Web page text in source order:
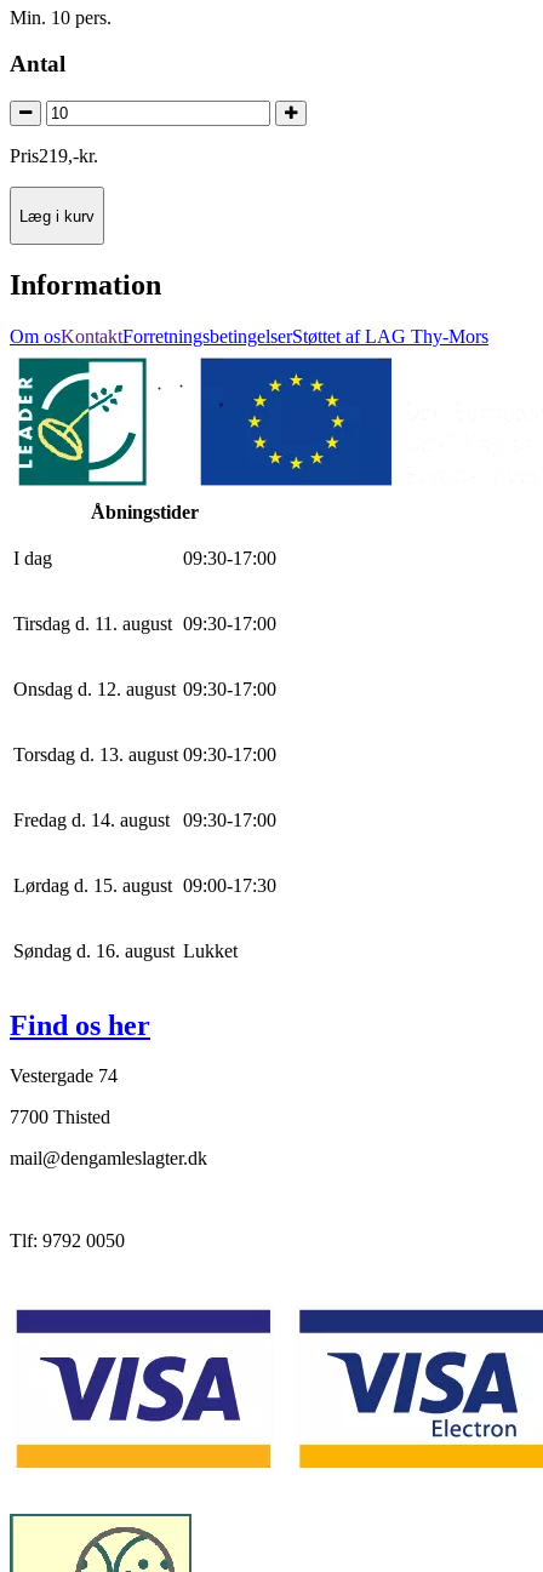
Min. 10 pers.
Antal
Pris219,-kr.
Læg i kurv
Information
Om osKontaktForretningsbetingelserStøttet af LAG Thy-Mors
Åbningstider
I dag 09:30-17:00
Tirsdag d. 11. august 09:30-17:00
Onsdag d. 12. august 09:30-17:00
Torsdag d. 13. august 09:30-17:00
Fredag d. 14. august 09:30-17:00
Lørdag d. 15. august 09:00-17:30
Søndag d. 16. august Lukket
Find os her
Vestergade 74
7700 Thisted
mail@dengamleslagter.dk
Tlf: 9792 0050